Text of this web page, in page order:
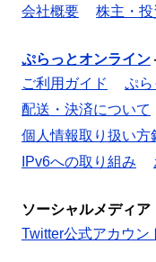
会社概要
株主・投
ぷらっとオンライン
ご利用ガイド
ぷら
配送・決済について
個人情報取り扱い方
IPv6への取り組み
ソーシャルメディア
Twitter公式アカウン